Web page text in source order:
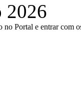
2026
no Portal e entrar com